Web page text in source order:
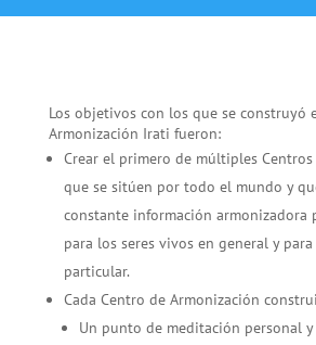
Los objetivos con los que se construyó
Armonización Irati fueron:
Crear el primero de múltiples
que se sitúen por todo el mundo y
constante información armonizadora
para los seres vivos en general y
particular.
Cada Centro de Armonización
Un punto de meditación personal